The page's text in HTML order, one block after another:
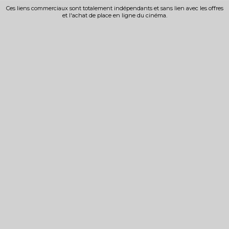
Ces liens commerciaux sont totalement indépendants et sans lien avec les offres
et l'achat de place en ligne du cinéma.